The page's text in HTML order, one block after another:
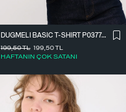
DÜĞMELI BASIC T-SHIRT P0377-K12
199,50TL
HAFTANIN ÇOK SATANI
199,50TL